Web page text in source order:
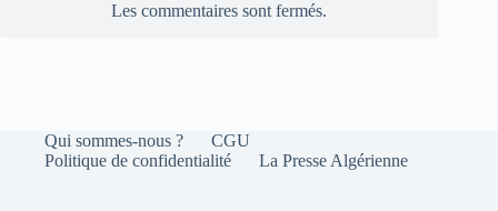
Les commentaires sont fermés.
Qui sommes-nous ?
CGU
Politique de confidentialité
La Presse Algérienne